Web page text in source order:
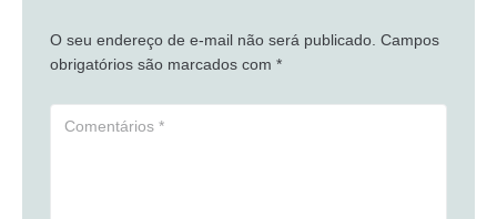
O seu endereço de e-mail não será publicado. Campos
obrigatórios são marcados com *